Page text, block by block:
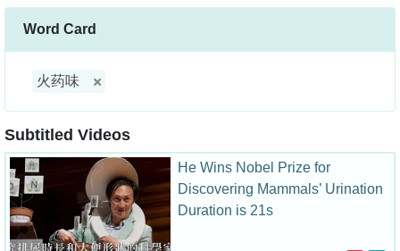
Word Card
火药味
Subtitled Videos
He Wins Nobel Prize for
Discovering Mammals’ Urination
Duration is 21s